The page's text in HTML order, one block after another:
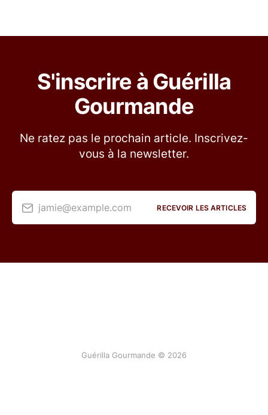
S'inscrire à Guérilla
Gourmande
Ne ratez pas le prochain article. Inscrivez-
vous à la newsletter.
jamie@example.com RECEVOIR LES ARTICLES
Guérilla Gourmande © 2026